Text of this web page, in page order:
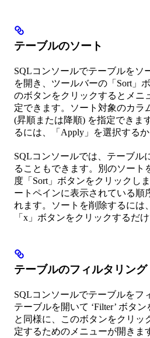
テーブルのソート
SQLコンソールでテーブルをソ
を開き、ツールバーの「Sort」
のボタンをクリックするとメニ
定できます。ソート対象のカラ
(昇順または降順) を指定できま
るには、「Apply」を選択する
SQLコンソールでは、テーブル
ることもできます。別のソート
度「Sort」ボタンをクリックし
ートペインに表示されている順
れます。ソートを削除するには
「x」ボタンをクリックするだけ
テーブルのフィルタリング
SQLコンソールでテーブルをフ
テーブルを開いて ‘Filter’ ボタ
と同様に、このボタンをクリッ
定するためのメニューが開きま